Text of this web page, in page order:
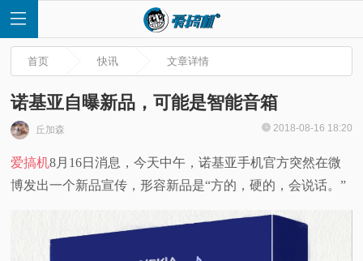
页
首页 快讯 文章详情
诺基亚自曝新品，可能是智能音箱
丘加森 2018-08-16 18:20
爱搞机8月16日消息，今天中午，诺基亚手机官方突然在微
博发出一个新品宣传，形容新品是“方的，硬的，会说话。”